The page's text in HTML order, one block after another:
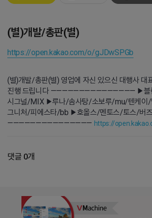
(별)개발/총판(별)
https://open.kakao.com/o/gJDwSPGb
(별)개발/총판(별) 영업에 자신 있으신 대행사 대
진행 드립니다 ——————————————— ▶블
시그널/MIX ▶루나/솜사탕/소보루/mu/텐케이/
그니처/피에스타/bb ▶호올스/멘토스/토스/버
——————————————— https://
댓글 0개